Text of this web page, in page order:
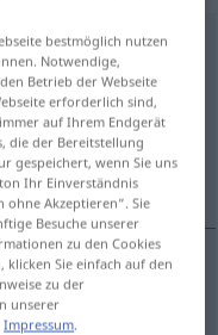
antippen)
bestmöglich nutzen
Notwendige,
Betrieb der Webseite
erforderlich sind,
auf Ihrem Endgerät
die der Bereitstellung
gespeichert, wenn Sie uns
Ihr Einverständnis
ohne Akzeptieren“. Sie
Besuche unserer
zu den Cookies
Sie einfach auf den
zu der
unserer
Impressum.